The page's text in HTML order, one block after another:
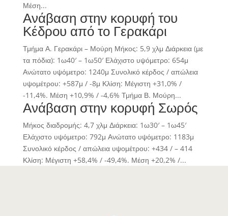
Μέση...
Ανάβαση στην κορυφή του
Κέδρου από το Γερακάρι
Τμήμα Α. Γερακάρι – Μούρη Μήκος: 5,9 χλμ Διάρκεια (με
τα πόδια): 1ω40′ – 1ω50′ Ελάχιστο υψόμετρο: 654μ
Ανώτατο υψόμετρο: 1240μ Συνολικό κέρδος / απώλεια
υψομέτρου: +587μ / -8μ Κλίση: Μέγιστη +31,0% /
-11,4%. Μέση +10,9% / -4,6% Τμήμα Β. Μούρη...
Ανάβαση στην κορυφή Σωρός
Μήκος διαδρομής: 4,7 χλμ Διάρκεια: 1ω30′ – 1ω45′
Ελάχιστο υψόμετρο: 792μ Ανώτατο υψόμετρο: 1183μ
Συνολικό κέρδος / απώλεια υψομέτρου: +434 / – 414
Κλίση: Μέγιστη +58,4% / -49,4%. Μέση +20,2% /...